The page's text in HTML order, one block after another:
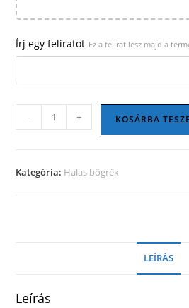
Írj egy feliratot Ez a felirat lesz majd a
bögre
mennyiség
- + KOSÁRBA
Kategória: Halas bögrék
LEÍRÁS
Leírás